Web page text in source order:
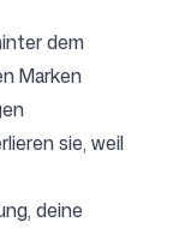
dem
Marken
sie, weil
deine